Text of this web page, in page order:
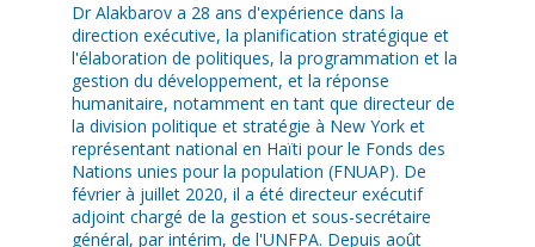
Dr Alakbarov a 28 ans d'expérience dans la
direction exécutive, la planification stratégique et
l'élaboration de politiques, la programmation et la
gestion du développement, et la réponse
humanitaire, notamment en tant que directeur de
la division politique et stratégie à New York et
représentant national en Haïti pour le Fonds des
Nations unies pour la population (FNUAP). De
février à juillet 2020, il a été directeur exécutif
adjoint chargé de la gestion et sous-secrétaire
général, par intérim, de l'UNFPA. Depuis août